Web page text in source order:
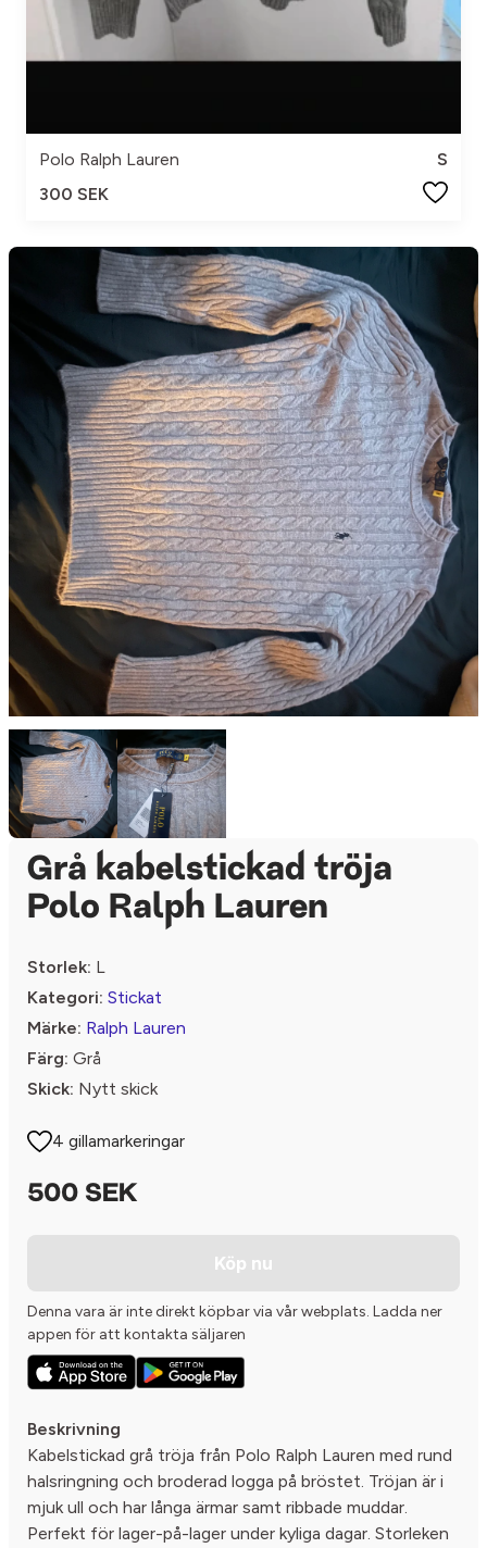
Polo Ralph Lauren
S
300 SEK
Grå kabelstickad tröja
Polo Ralph Lauren
Storlek: L
Kategori: Stickat
Märke: Ralph Lauren
Färg: Grå
Skick: Nytt skick
4 gillamarkeringar
500 SEK
Köp nu
Denna vara är inte direkt köpbar via vår webplats. Ladda ner
appen för att kontakta säljaren
Beskrivning
Kabelstickad grå tröja från Polo Ralph Lauren med rund
halsringning och broderad logga på bröstet. Tröjan är i
mjuk ull och har långa ärmar samt ribbade muddar.
Perfekt för lager-på-lager under kyliga dagar. Storleken